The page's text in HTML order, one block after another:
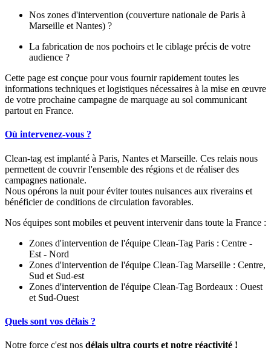
Nos zones d'intervention (couverture nationale de Paris à
Marseille et Nantes) ?
La fabrication de nos pochoirs et le ciblage précis de votre
audience ?
Cette page est conçue pour vous fournir rapidement toutes les
informations techniques et logistiques nécessaires à la mise en œuvre
de votre prochaine campagne de marquage au sol communicant
partout en France.
Où intervenez-vous ?
Clean-tag est implanté à Paris, Nantes et Marseille. Ces relais nous
permettent de couvrir l'ensemble des régions et de réaliser des
campagnes nationale.
Nous opérons la nuit pour éviter toutes nuisances aux riverains et
bénéficier de conditions de circulation favorables.
Nos équipes sont mobiles et peuvent intervenir dans toute la France :
Zones d'intervention de l'équipe Clean-Tag Paris : Centre -
Est - Nord
Zones d'intervention de l'équipe Clean-Tag Marseille : Centre,
Sud et Sud-est
Zones d'intervention de l'équipe Clean-Tag Bordeaux : Ouest
et Sud-Ouest
Quels sont vos délais ?
Notre force c'est nos délais ultra courts et notre réactivité !